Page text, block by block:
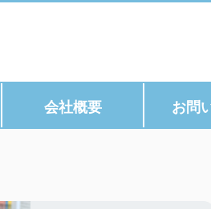
会社概要 お問